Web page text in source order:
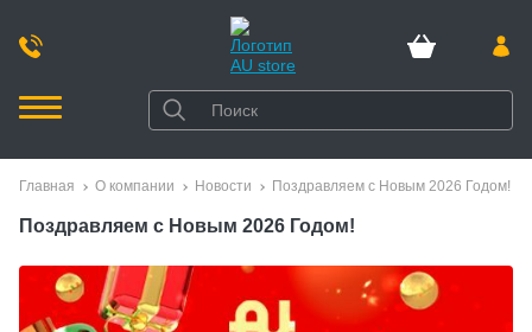
Главная О компании Новости Поздравляем с Новым 2026 Годом!
Поздравляем с Новым 2026 Годом!